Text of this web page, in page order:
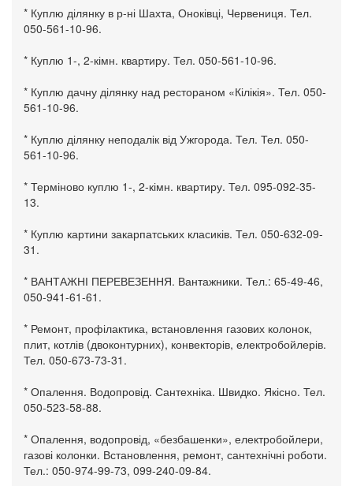
* Куплю ділянку в р-ні Шахта, Оноківці, Червениця. Тел.
050-561-10-96.
* Куплю 1-, 2-кімн. квартиру. Тел. 050-561-10-96.
* Куплю дачну ділянку над рестораном «Кілікія». Тел. 050-
561-10-96.
* Куплю ділянку неподалік від Ужгорода. Тел. Тел. 050-
561-10-96.
* Терміново куплю 1-, 2-кімн. квартиру. Тел. 095-092-35-
13.
* Куплю картини закарпатських класиків. Тел. 050-632-09-
31.
* ВАНТАЖНІ ПЕРЕВЕЗЕННЯ. Вантажники. Тел.: 65-49-46,
050-941-61-61.
* Ремонт, профілактика, встановлення газових колонок,
плит, котлів (двоконтурних), конвекторів, електробойлерів.
Тел. 050-673-73-31.
* Опалення. Водопровід. Сантехніка. Швидко. Якісно. Тел.
050-523-58-88.
* Опалення, водопровід, «безбашенки», електробойлери,
газові колонки. Встановлення, ремонт, сантехнічні роботи.
Тел.: 050-974-99-73, 099-240-09-84.